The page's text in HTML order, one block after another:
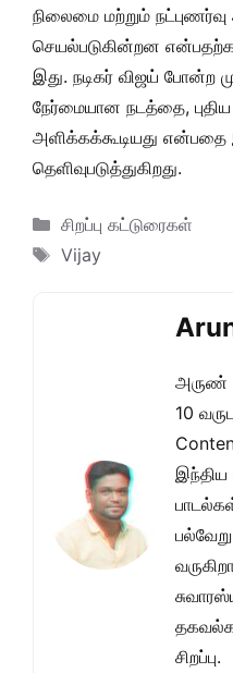
நிலைமை மற்றும்
செயல்படுகின்றன
இது. நடிகர் விஜய் போன்ற
நேர்மையான நடத்தை,
அளிக்கக்கூடியது
தெளிவுபடுத்துகிறது.
Categories
சிறப்பு கட்டுரைகள்
Tags
Vijay
அருண்
10
இந்திய
சிறப்பு.